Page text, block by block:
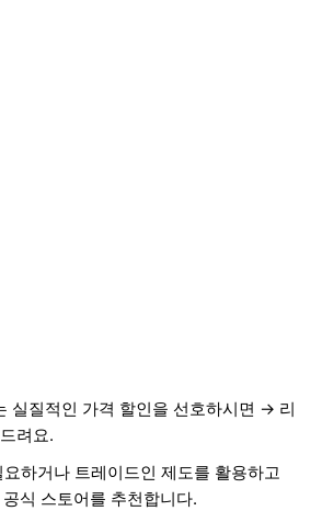
실질적인 가격 할인을 선호하시면 → 리
려요.
하거나 트레이드인 제도를 활용하고
식 스토어를 추천합니다.